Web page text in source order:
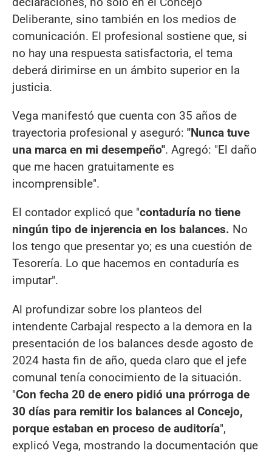
Deliberante, sino también en los medios de
comunicación. El profesional sostiene que, si
no hay una respuesta satisfactoria, el tema
deberá dirimirse en un ámbito superior en la
justicia.
Vega manifestó que cuenta con 35 años de
trayectoria profesional y aseguró: "Nunca tuve
una marca en mi desempeño". Agregó: "El daño
que me hacen gratuitamente es
incomprensible".
El contador explicó que "contaduría no tiene
ningún tipo de injerencia en los balances. No
los tengo que presentar yo; es una cuestión de
Tesorería. Lo que hacemos en contaduría es
imputar".
Al profundizar sobre los planteos del
intendente Carbajal respecto a la demora en la
presentación de los balances desde agosto de
2024 hasta fin de año, queda claro que el jefe
comunal tenía conocimiento de la situación.
"Con fecha 20 de enero pidió una prórroga de
30 días para remitir los balances al Concejo,
porque estaban en proceso de auditoría",
explicó Vega, mostrando la documentación que